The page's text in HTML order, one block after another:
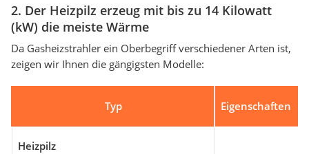
2. Der Heizpilz erzeug mit bis zu 14 Kilowatt
(kW) die meiste Wärme
Da Gasheizstrahler ein Oberbegriff verschiedener Arten ist,
zeigen wir Ihnen die gängigsten Modelle:
Typ Eigenschaften
Heizpilz